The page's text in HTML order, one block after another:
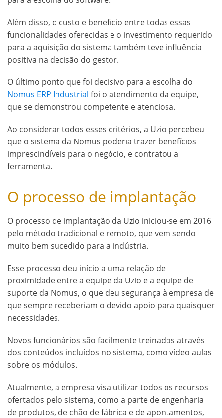
Além disso, o custo e benefício entre todas essas
funcionalidades oferecidas e o investimento requerido
para a aquisição do sistema também teve influência
positiva na decisão do gestor.
O último ponto que foi decisivo para a escolha do
Nomus ERP Industrial foi o atendimento da equipe,
que se demonstrou competente e atenciosa.
Ao considerar todos esses critérios, a Uzio percebeu
que o sistema da Nomus poderia trazer benefícios
imprescindíveis para o negócio, e contratou a
ferramenta.
O processo de implantação
O processo de implantação da Uzio iniciou-se em 2016
pelo método tradicional e remoto, que vem sendo
muito bem sucedido para a indústria.
Esse processo deu início a uma relação de
proximidade entre a equipe da Uzio e a equipe de
suporte da Nomus, o que deu segurança à empresa de
que sempre receberiam o devido apoio para quaisquer
necessidades.
Novos funcionários são facilmente treinados através
dos conteúdos incluídos no sistema, como vídeo aulas
sobre os módulos.
Atualmente, a empresa visa utilizar todos os recursos
ofertados pelo sistema, como a parte de engenharia
de produtos, de chão de fábrica e de apontamentos,